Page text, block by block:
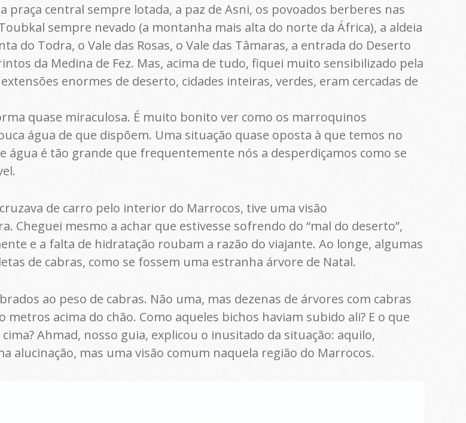
praça central sempre lotada, a paz de Asni, os povoados berberes nas
sempre nevado (a montanha mais alta do norte da África), a aldeia
do Todra, o Vale das Rosas, o Vale das Tâmaras, a entrada do Deserto
da Medina de Fez. Mas, acima de tudo, fiquei muito sensibilizado pela
enormes de deserto, cidades inteiras, verdes, eram cercadas de
quase miraculosa. É muito bonito ver como os marroquinos
água de que dispõem. Uma situação quase oposta à que temos no
água é tão grande que frequentemente nós a desperdiçamos como se
de carro pelo interior do Marrocos, tive uma visão
Cheguei mesmo a achar que estivesse sofrendo do “mal do deserto”,
e a falta de hidratação roubam a razão do viajante. Ao longe, algumas
de cabras, como se fossem uma estranha árvore de Natal.
ao peso de cabras. Não uma, mas dezenas de árvores com cabras
acima do chão. Como aqueles bichos haviam subido ali? E o que
Ahmad, nosso guia, explicou o inusitado da situação: aquilo,
alucinação, mas uma visão comum naquela região do Marrocos.